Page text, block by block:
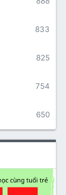
833
825
754
650